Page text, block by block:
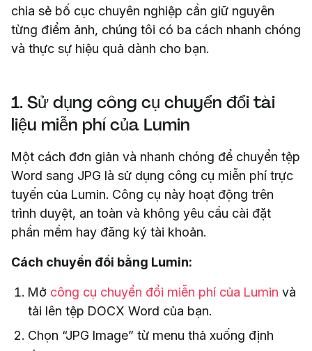
chia sẻ bố cục chuyên nghiệp cần giữ nguyên
từng điểm ảnh, chúng tôi có ba cách nhanh chóng
và thực sự hiệu quả dành cho bạn.
1. Sử dụng công cụ chuyển đổi tài
liệu miễn phí của Lumin
Một cách đơn giản và nhanh chóng để chuyển tệp
Word sang JPG là sử dụng công cụ miễn phí trực
tuyến của Lumin. Công cụ này hoạt động trên
trình duyệt, an toàn và không yêu cầu cài đặt
phần mềm hay đăng ký tài khoản.
Cách chuyển đổi bằng Lumin:
Mở công cụ chuyển đổi miễn phí của Lumin và
tải lên tệp DOCX Word của bạn.
Chọn “JPG Image” từ menu thả xuống định